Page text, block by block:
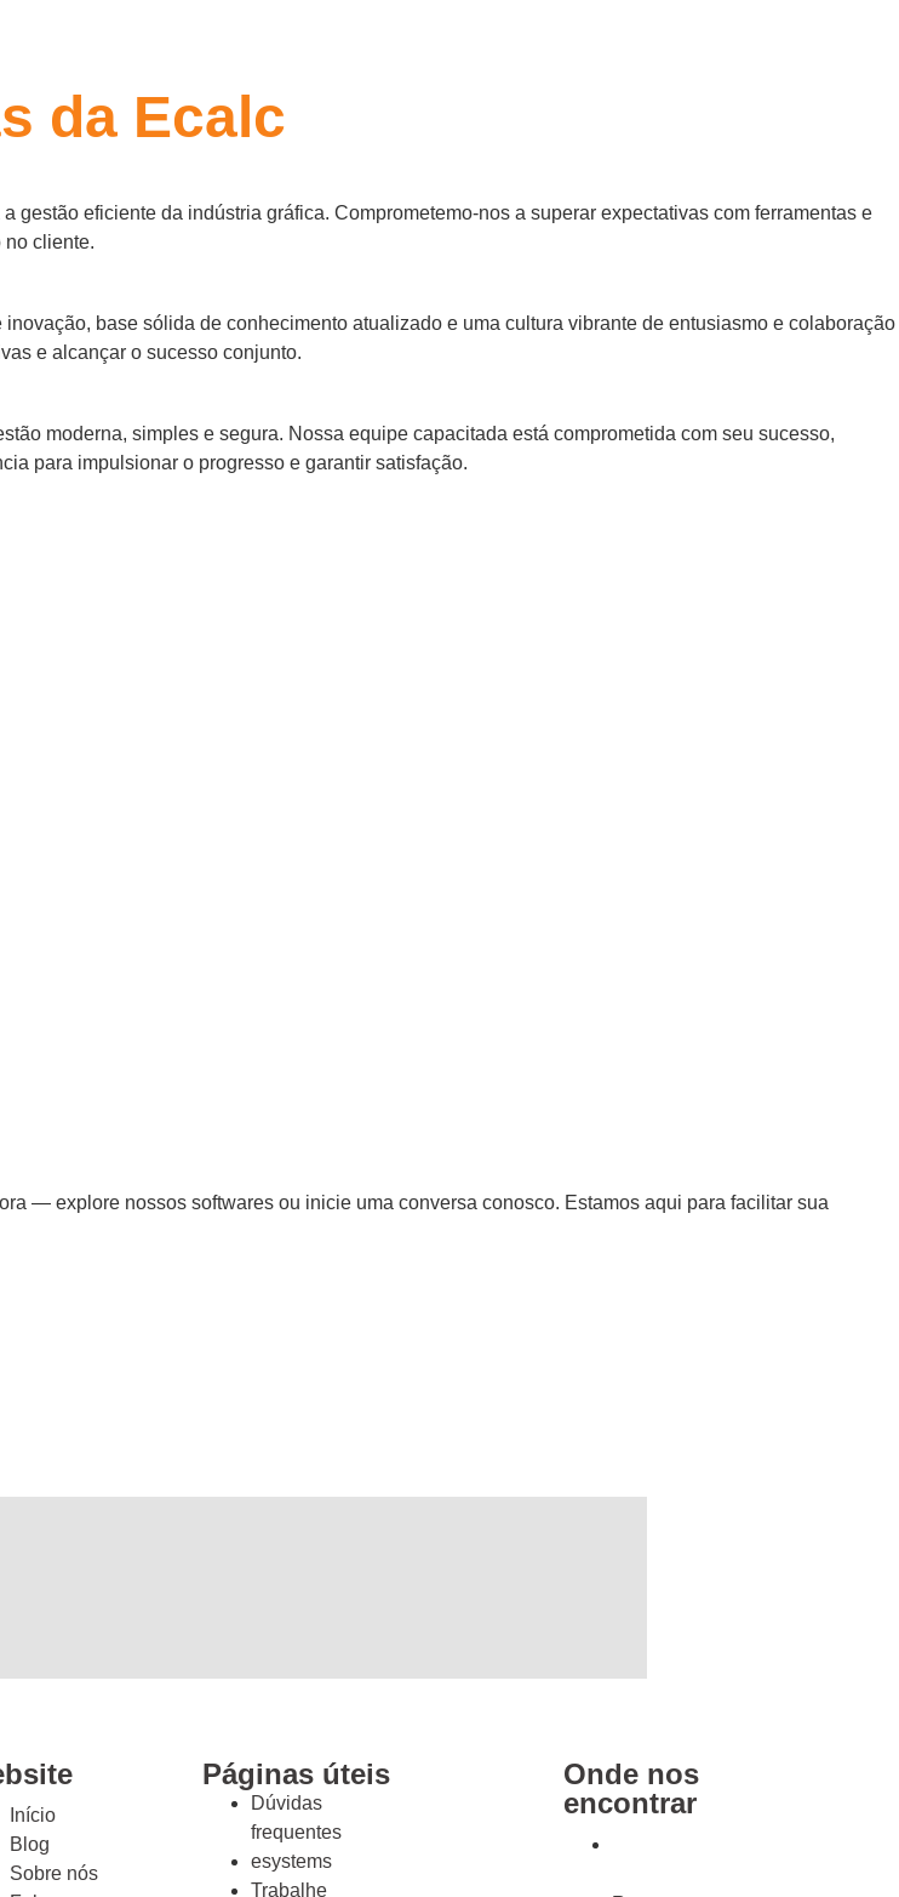
da Ecalc
eficiente da indústria gráfica. Comprometemo-nos a superar expectativas com ferramentas e
no cliente.
base sólida de conhecimento atualizado e uma cultura vibrante de entusiasmo e colaboração
e alcançar o sucesso conjunto.
moderna, simples e segura. Nossa equipe capacitada está comprometida com seu sucesso,
para impulsionar o progresso e garantir satisfação.
— explore nossos softwares ou inicie uma conversa conosco. Estamos aqui para facilitar sua
Início
Blog
Sobre nós
Páginas úteis
Dúvidas
frequentes
esystems
Trabalhe
Onde nos
encontrar